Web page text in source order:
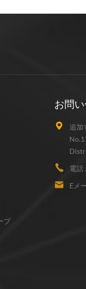
ブ
お問
追加
電話 :
Eメ